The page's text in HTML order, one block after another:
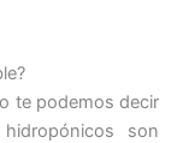
te podemos decir
son